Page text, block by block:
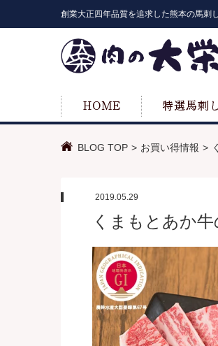
創業大正四年品質を追求した熊本の馬刺
BLOG TOP お買い得情報
2019.05.29
くまもとあか